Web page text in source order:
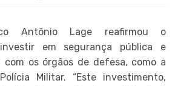
Antônio Lage reafirmou o
em segurança pública e
os órgãos de defesa, como a
Militar. “Este investimento,